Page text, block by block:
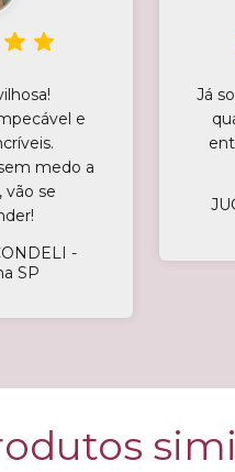
e
medo a
vão se
-
SP
Já